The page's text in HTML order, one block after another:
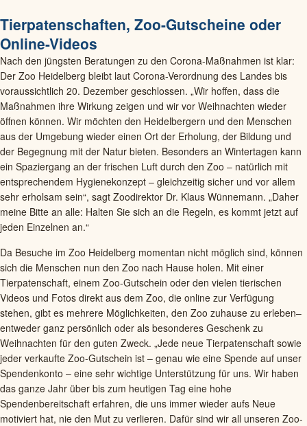
Tierpatenschaften, Zoo-Gutscheine oder
Online-Videos
Nach den jüngsten Beratungen zu den Corona-Maßnahmen ist klar:
Der Zoo Heidelberg bleibt laut Corona-Verordnung des Landes bis
voraussichtlich 20. Dezember geschlossen. „Wir hoffen, dass die
Maßnahmen ihre Wirkung zeigen und wir vor Weihnachten wieder
öffnen können. Wir möchten den Heidelbergern und den Menschen
aus der Umgebung wieder einen Ort der Erholung, der Bildung und
der Begegnung mit der Natur bieten. Besonders an Wintertagen kann
ein Spaziergang an der frischen Luft durch den Zoo – natürlich mit
entsprechendem Hygienekonzept – gleichzeitig sicher und vor allem
sehr erholsam sein“, sagt Zoodirektor Dr. Klaus Wünnemann. „Daher
meine Bitte an alle: Halten Sie sich an die Regeln, es kommt jetzt auf
jeden Einzelnen an.“
Da Besuche im Zoo Heidelberg momentan nicht möglich sind, können
sich die Menschen nun den Zoo nach Hause holen. Mit einer
Tierpatenschaft, einem Zoo-Gutschein oder den vielen tierischen
Videos und Fotos direkt aus dem Zoo, die online zur Verfügung
stehen, gibt es mehrere Möglichkeiten, den Zoo zuhause zu erleben–
entweder ganz persönlich oder als besonderes Geschenk zu
Weihnachten für den guten Zweck. „Jede neue Tierpatenschaft sowie
jeder verkaufte Zoo-Gutschein ist – genau wie eine Spende auf unser
Spendenkonto – eine sehr wichtige Unterstützung für uns. Wir haben
das ganze Jahr über bis zum heutigen Tag eine hohe
Spendenbereitschaft erfahren, die uns immer wieder aufs Neue
motiviert hat, nie den Mut zu verlieren. Dafür sind wir all unseren Zoo-